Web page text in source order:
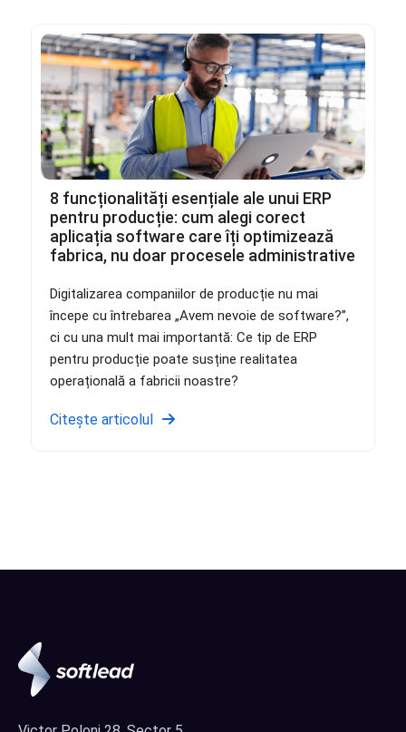
8 funcționalități esențiale ale unui ERP
pentru producție: cum alegi corect
aplicația software care îți optimizează
fabrica, nu doar procesele administrative
Digitalizarea companiilor de producție nu mai
începe cu întrebarea „Avem nevoie de software?”,
ci cu una mult mai importantă: Ce tip de ERP
pentru producție poate susține realitatea
operațională a fabricii noastre?
Citește articolul